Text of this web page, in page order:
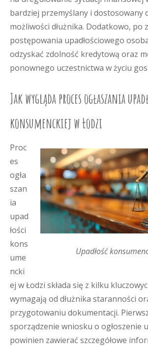
bardziej przemyślany i dostosowany
możliwości dłużnika. Dodatkowo, po
postępowania upadłościowego
odzyskać zdolność kredytową oraz
ponownego uczestnictwa w życiu
Jak wygląda proces ogłaszania
konsumenckiej w Łodzi
Upadłość
Proc
es
ogła
szan
ia
upad
łości
kons
ume
ncki
ej w Łodzi składa się z kilku
wymagają od dłużnika staranności
przygotowaniu dokumentacji.
sporządzenie wniosku o ogłoszenie
powinien zawierać szczegółowe